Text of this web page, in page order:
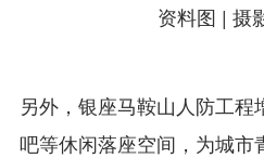
资料图 | 摄
另外，银座马鞍山人防工
吧等休闲落座空间，为城市